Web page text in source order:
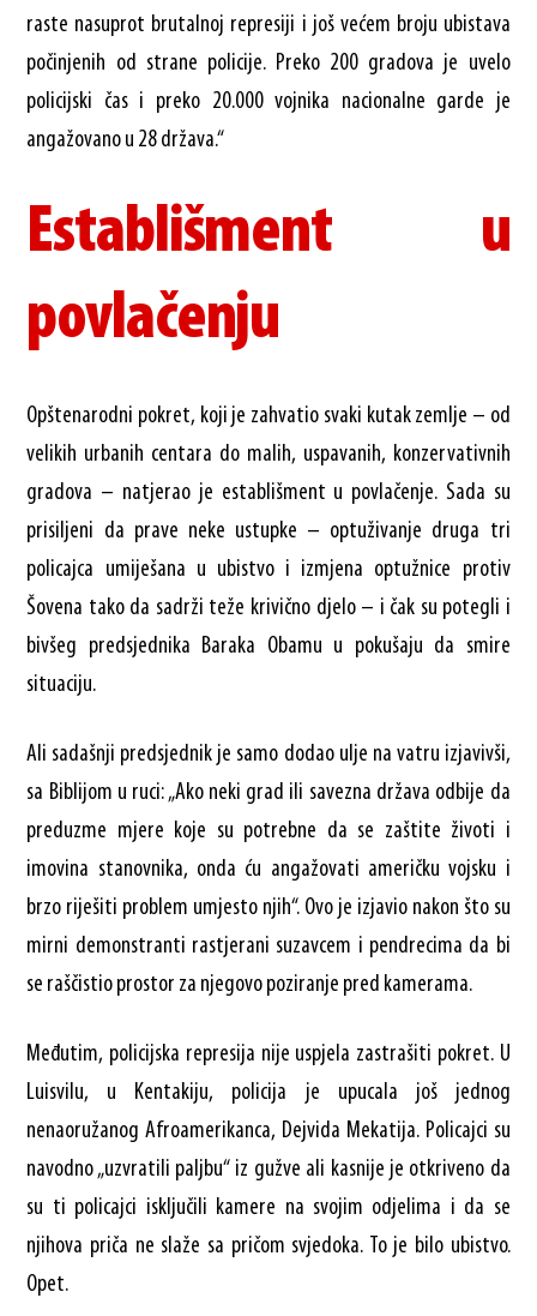
raste nasuprot brutalnoj represiji i još većem broju ubistava
počinjenih od strane policije. Preko 200 gradova je uvelo
policijski čas i preko 20.000 vojnika nacionalne garde je
angažovano u 28 država.“
Establišment u
povlačenju
Opštenarodni pokret, koji je zahvatio svaki kutak zemlje – od
velikih urbanih centara do malih, uspavanih, konzervativnih
gradova – natjerao je establišment u povlačenje. Sada su
prisiljeni da prave neke ustupke – optuživanje druga tri
policajca umiješana u ubistvo i izmjena optužnice protiv
Šovena tako da sadrži teže krivično djelo – i čak su potegli i
bivšeg predsjednika Baraka Obamu u pokušaju da smire
situaciju.
Ali sadašnji predsjednik je samo dodao ulje na vatru izjavivši,
sa Biblijom u ruci: „Ako neki grad ili savezna država odbije da
preduzme mjere koje su potrebne da se zaštite životi i
imovina stanovnika, onda ću angažovati američku vojsku i
brzo riješiti problem umjesto njih“. Ovo je izjavio nakon što su
mirni demonstranti rastjerani suzavcem i pendrecima da bi
se raščistio prostor za njegovo poziranje pred kamerama.
Međutim, policijska represija nije uspjela zastrašiti pokret. U
Luisvilu, u Kentakiju, policija je upucala još jednog
nenaoružanog Afroamerikanca, Dejvida Mekatija. Policajci su
navodno „uzvratili paljbu“ iz gužve ali kasnije je otkriveno da
su ti policajci isključili kamere na svojim odjelima i da se
njihova priča ne slaže sa pričom svjedoka. To je bilo ubistvo.
Opet.